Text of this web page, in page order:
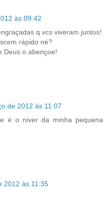
às 09:42
q vcs viveram juntos!
rápido né?
Deus o abençoe!
de 2012 às 11:07
é o niver da minha pequena
2012 às 11:35